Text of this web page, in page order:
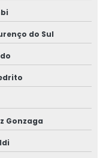
preto
do Sul
Gonzaga